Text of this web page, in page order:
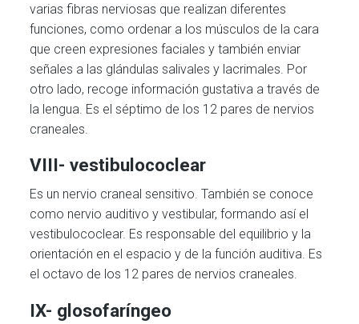
varias fibras nerviosas que realizan diferentes
funciones, como ordenar a los músculos de la cara
que creen expresiones faciales y también enviar
señales a las glándulas salivales y lacrimales. Por
otro lado, recoge información gustativa a través de
la lengua. Es el séptimo de los 12 pares de nervios
craneales.
VIII- vestibulococlear
Es un nervio craneal sensitivo. También se conoce
como nervio auditivo y vestibular, formando así el
vestibulococlear. Es responsable del equilibrio y la
orientación en el espacio y de la función auditiva. Es
el octavo de los 12 pares de nervios craneales.
IX- glosofaríngeo